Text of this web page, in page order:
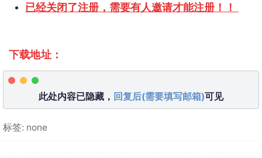
已经关闭了注册，需要有人邀请才能注册！！
下载地址：
此处内容已隐藏， 回复后(需要填写邮箱)可见
标签: none